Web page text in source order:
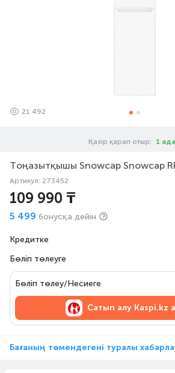
21 492
Қазір қарап отыр: 1
Тоңазытқышы Snowcap Snowcap
Артикул: 273452
109 990 ₸
5 499 бонусқа дейін
Кредитке
Бөліп төлеуге
Бөліп төлеу/Несиеге
Сатып алуKaspi.kz
Бағаның төмендегені туралы